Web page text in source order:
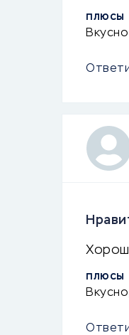
ПЛЮСЫ
Вкусно
ПЛЮСЫ